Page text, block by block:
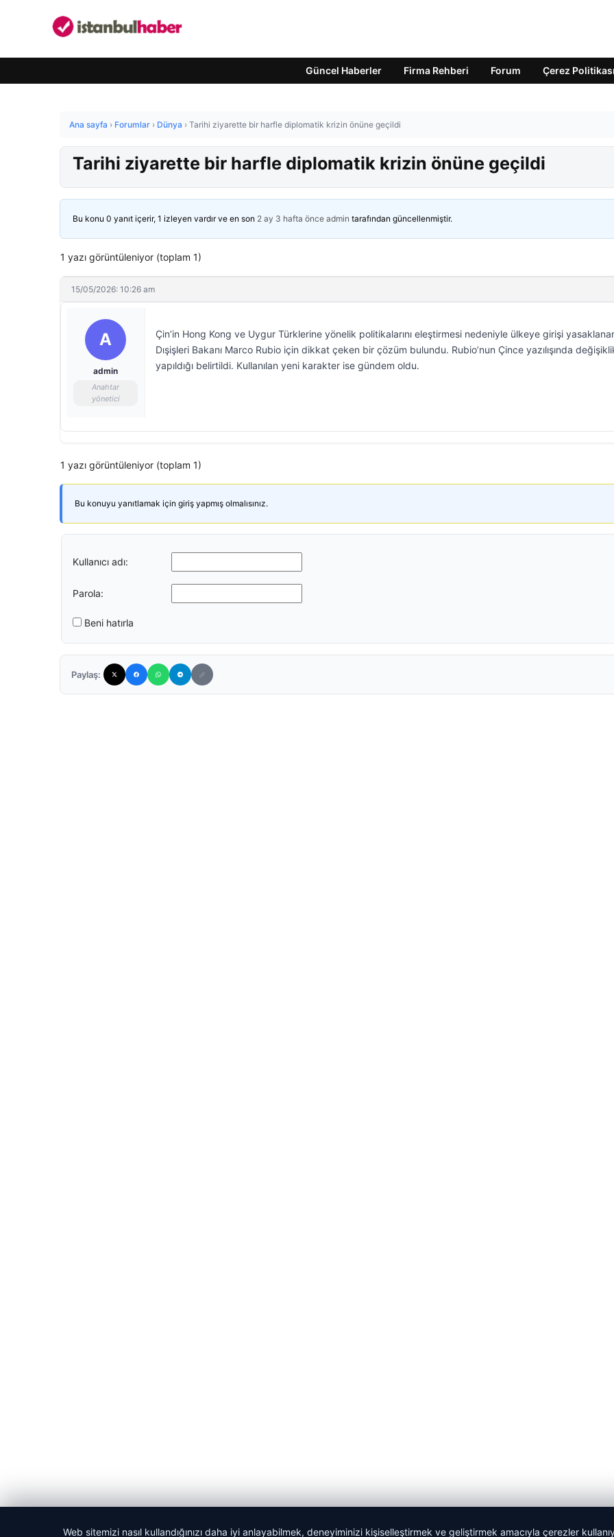
Güncel Haberler Firma Rehberi Forum Çerez Politikası
Ana sayfa › Forumlar › Dünya › Tarihi ziyarette bir harfle diplomatik krizin önüne geçildi
Tarihi ziyarette bir harfle diplomatik krizin önüne geçildi
Bu konu 0 yanıt içerir, 1 izleyen vardır ve en son 2 ay 3 hafta önce admin tarafından güncellenmiştir.
1 yazı görüntüleniyor (toplam 1)
15/05/2026: 10:26 am
A
admin
Anahtar
yönetici
Çin’in Hong Kong ve Uygur Türklerine yönelik politikalarını eleştirmesi nedeniyle ülkeye girişi
Dışişleri Bakanı Marco Rubio için dikkat çeken bir çözüm bulundu. Rubio’nun Çince yazılışında
yapıldığı belirtildi. Kullanılan yeni karakter ise gündem oldu.
1 yazı görüntüleniyor (toplam 1)
Bu konuyu yanıtlamak için giriş yapmış olmalısınız.
Kullanıcı adı:
Parola:
Beni hatırla
Paylaş:
Web sitemizi nasıl kullandığınızı daha iyi anlayabilmek, deneyiminizi kişiselleştirmek ve geliştirmek amacıyla çerezler